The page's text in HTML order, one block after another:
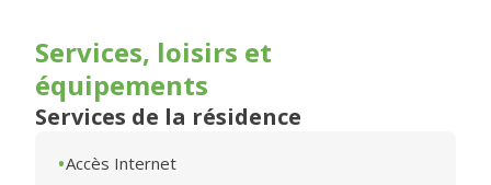
Services, loisirs et
équipements
Services de la résidence
Accès Internet